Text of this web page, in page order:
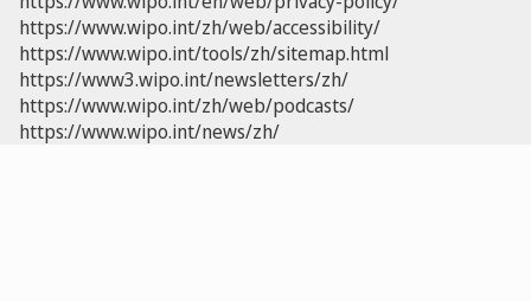
https://www.wipo.int/zh/web/accessibility/
https://www.wipo.int/tools/zh/sitemap.html
https://www3.wipo.int/newsletters/zh/
https://www.wipo.int/zh/web/podcasts/
https://www.wipo.int/news/zh/